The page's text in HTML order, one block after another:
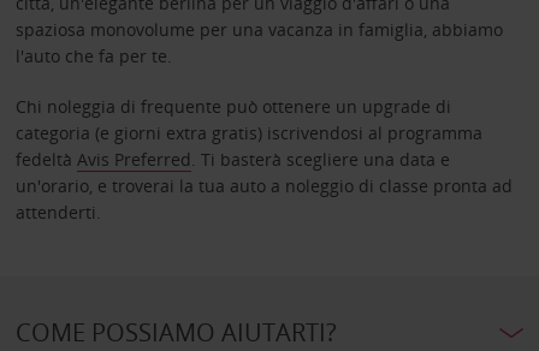
spaziosa monovolume per una vacanza in famiglia, abbiamo
l'auto che fa per te.
Chi noleggia di frequente può ottenere un upgrade di
categoria (e giorni extra gratis) iscrivendosi al programma
fedeltà Avis Preferred. Ti basterà scegliere una data e
un'orario, e troverai la tua auto a noleggio di classe pronta ad
attenderti.
COME POSSIAMO AIUTARTI?